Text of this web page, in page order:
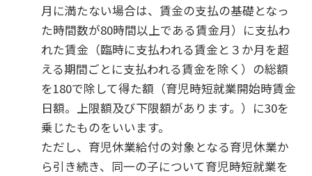
月に満たない場合は、賃金の支払の基礎となっ
た時間数が80時間以上である賃金月）に支払わ
れた賃金（臨時に支払われる賃金と３か月を超
える期間ごとに支払われる賃金を除く）の総額
を180で除して得た額（育児時短就業開始時賃金
日額。上限額及び下限額があります。）に30を
乗じたものをいいます。
ただし、育児休業給付の対象となる育児休業か
ら引き続き、同一の子について育児時短就業を